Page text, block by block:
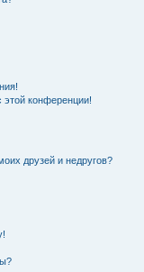
этой конференции!
друзей и недругов?